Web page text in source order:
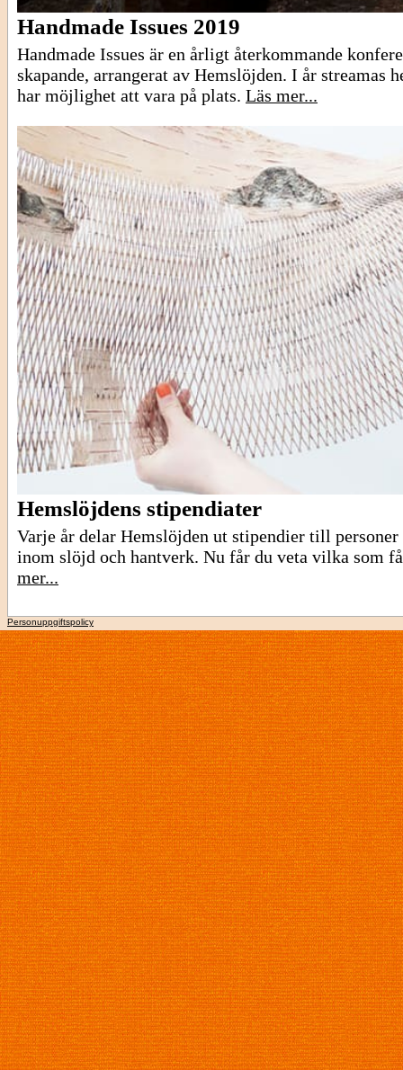
Handmade Issues 2019
Handmade Issues är en årligt återkommande
skapande, arrangerat av Hemslöjden. I år streamas
har möjlighet att vara på plats. Läs mer...
Hemslöjdens stipendiater
Varje år delar Hemslöjden ut stipendier till
inom slöjd och hantverk. Nu får du veta vilka som
mer...
Personuppgiftspolicy